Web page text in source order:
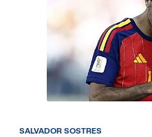
SALVADOR SOSTRES